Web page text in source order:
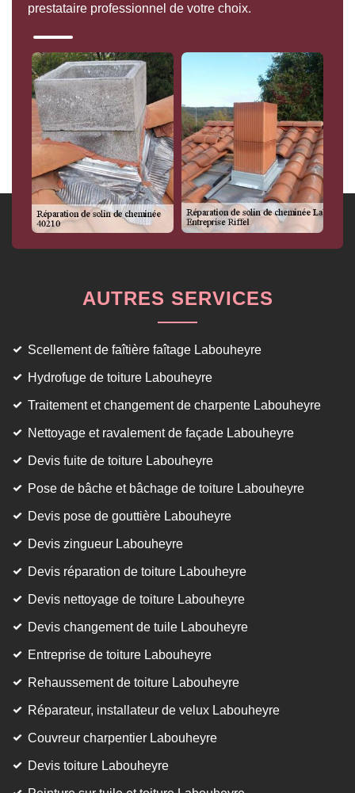
prestataire professionnel de votre choix.
AUTRES SERVICES
Scellement de faîtière faîtage Labouheyre
Hydrofuge de toiture Labouheyre
Traitement et changement de charpente Labouheyre
Nettoyage et ravalement de façade Labouheyre
Devis fuite de toiture Labouheyre
Pose de bâche et bâchage de toiture Labouheyre
Devis pose de gouttière Labouheyre
Devis zingueur Labouheyre
Devis réparation de toiture Labouheyre
Devis nettoyage de toiture Labouheyre
Devis changement de tuile Labouheyre
Entreprise de toiture Labouheyre
Rehaussement de toiture Labouheyre
Réparateur, installateur de velux Labouheyre
Couvreur charpentier Labouheyre
Devis toiture Labouheyre